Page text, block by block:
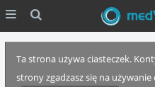
Ta strona używa ciasteczek.
strony zgadzasz się na używanie